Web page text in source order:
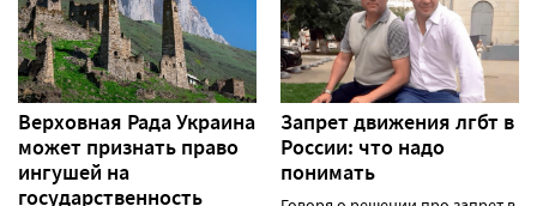
Верховная Рада Украина
может признать право
ингушей на
государственность
Запрет движения лгбт в
России: что надо
понимать